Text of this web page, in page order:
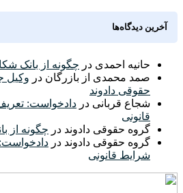
آخرین دیدگاه‌ها
حانیه احمدی در چگونه از بانک
صمد محمدی از بازرگان در وکیل
حقوقی دادوند
شجاع قربانی در دادخواست:
قانونی
گروه حقوقی دادوند در چگونه از
گروه حقوقی دادوند در
شرایط قانونی